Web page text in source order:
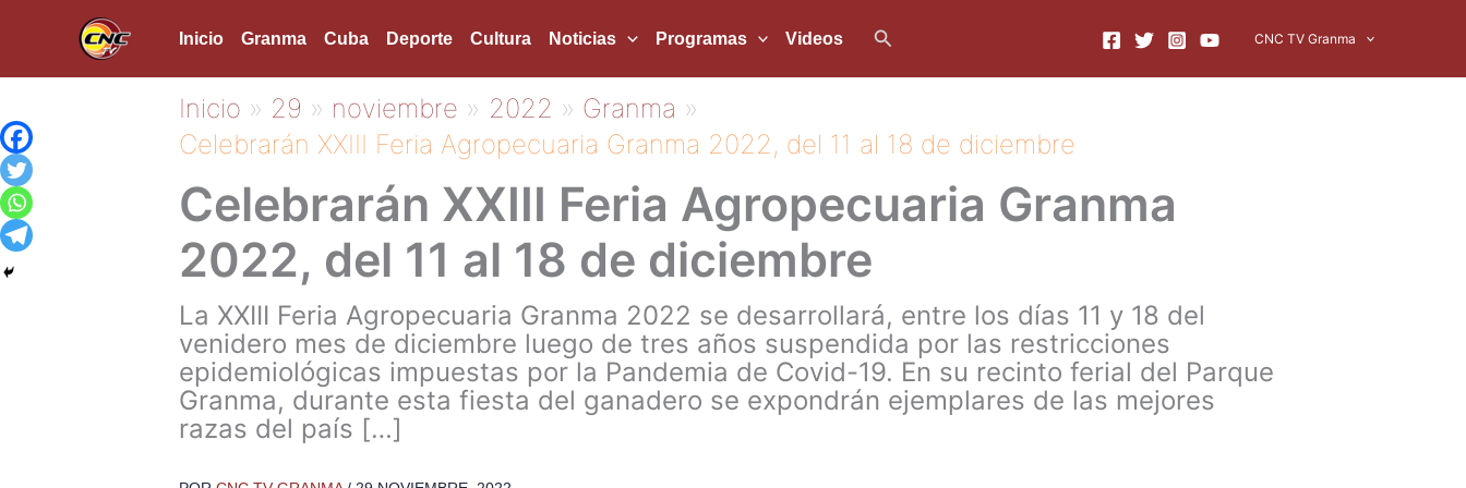
Inicio Granma Cuba Deporte Cultura Noticias Programas Videos Buscar CNC TV Granma
Inicio 29 noviembre 2022
Granma
Celebrarán XXIII Feria Agropecuaria Granma 2022, del 11 al 18 de diciembre
Celebrarán XXIII Feria Agropecuaria Granma
2022, del 11 al 18 de diciembre
La XXIII Feria Agropecuaria Granma 2022 se desarrollará, entre los días 11 y 18 del
venidero mes de diciembre luego de tres años suspendida por las restricciones
epidemiológicas impuestas por la Pandemia de Covid-19. En su recinto ferial del Parque
Granma, durante esta fiesta del ganadero se expondrán ejemplares de las mejores
razas del país […]